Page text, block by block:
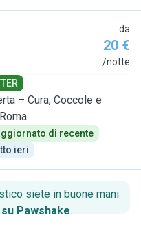
da
20 €
/notte
– Cura, Coccole e
di recente
ieri
siete in buone mani
Pawshake.